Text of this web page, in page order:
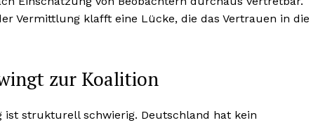
Vermittlung klafft eine Lücke, die das Vertrauen in die
zur Koalition
ist strukturell schwierig. Deutschland hat kein